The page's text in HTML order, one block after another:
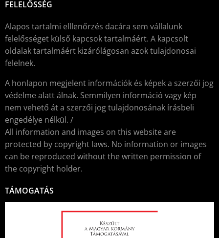
FELELŐSSÉG
Alapos tartalmi elllenőrzés dacára sem vállalunk
felelősséget külső kapcsok tartalmáért. A kapcsolt
oldalak tartalmáért kizárólágosan azok tulajdonosai
felelnek.
A honlapon megjelent információk és képek a szerzői jog
védelme alatt álnak. Semmilyen információ vagy kép
nem vehető át a szerzői jog tulajdonosának írásbeli
engedélye nélkül. /
All information and images on this website are
protected by copyright laws. No information or images
can be reproduced without the written permission of
the copyright holder.
TÁMOGATÁS